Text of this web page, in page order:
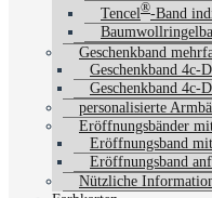
Tencel®-Band
Geschenkband
Geschenkband 4c-
Geschenkband 4c-
personalisierte
Eröffnungsbänder
Eröffnungsband
Eröffnungsband
Nützliche